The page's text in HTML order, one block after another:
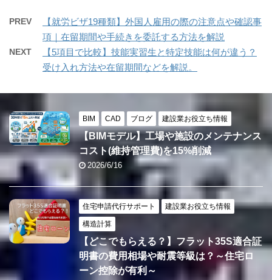
PREV
【就労ビザ19種類】外国人雇用の際の注意点や確認事
項｜在留期間や手続きを委託する方法を解説
NEXT
【5項目で比較】技能実習生と特定技能は何が違う？
受け入れ方法や在留期間などを解説。
BIM CAD ブログ 建設業お役立ち情報
【BIMモデル】工場や施設のメンテナンス
コスト(維持管理費)を15%削減
2026/6/16
住宅申請代行サポート 建設業お役立ち情報
構造計算
【どこでもらえる？】フラット35S適合証
明書の費用相場や耐震等級は？～住宅ロ
ーン控除が有利～